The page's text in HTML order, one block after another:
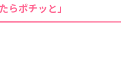
らポチッと」